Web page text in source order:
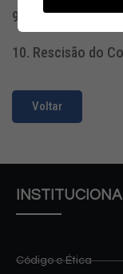
9. Renovação da
10. Rescisão do
Voltar
Código e Ética